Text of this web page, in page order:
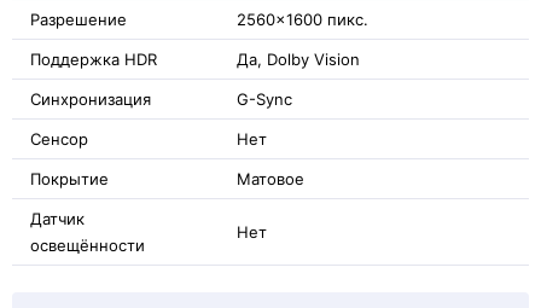
Разрешение 2560x1600 пикс.
Поддержка HDR Да, Dolby Vision
Синхронизация G-Sync
Сенсор Нет
Покрытие Матовое
Датчик
освещённости
Нет